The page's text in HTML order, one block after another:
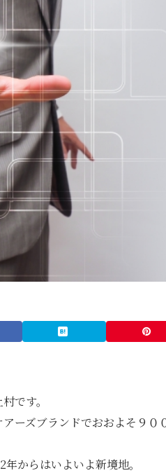
です。
ーズブランドでおおよそ９０
からはいよいよ新境地。